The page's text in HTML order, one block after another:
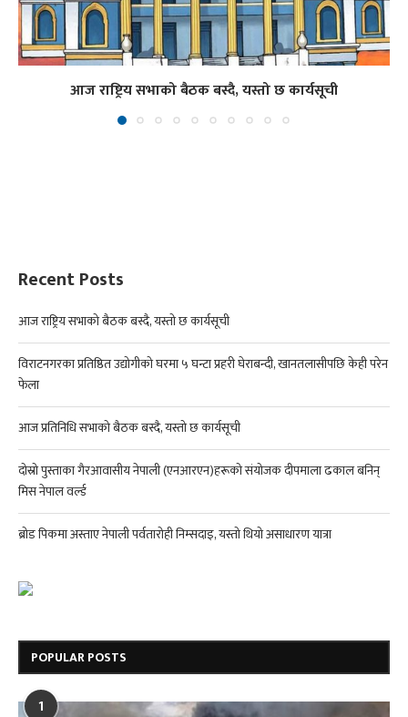
आज राष्ट्रिय सभाको बैठक बस्दै, यस्तो छ कार्यसूची
Recent Posts
आज राष्ट्रिय सभाको बैठक बस्दै, यस्तो छ कार्यसूची
विराटनगरका प्रतिष्ठित उद्योगीको घरमा ५ घन्टा प्रहरी घेराबन्दी, खानतलासीपछि केही परेन
फेला
आज प्रतिनिधि सभाको बैठक बस्दै, यस्तो छ कार्यसूची
दोस्रो पुस्ताका गैरआवासीय नेपाली (एनआरएन)हरूको संयोजक दीपमाला ढकाल बनिन्
मिस नेपाल वर्ल्ड
ब्रोड पिकमा अस्ताए नेपाली पर्वतारोही निम्सदाइ, यस्तो थियो असाधारण यात्रा
POPULAR POSTS
1